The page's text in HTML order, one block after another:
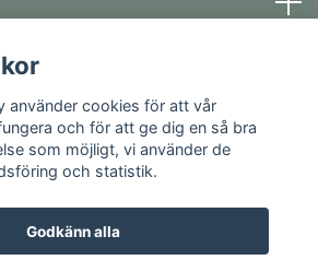
använder cookies för att vår
och för att ge dig en så bra
som möjligt, vi använder de
och statistik.
Godkänn alla